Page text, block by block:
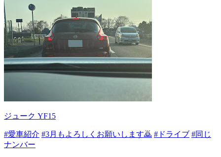
ジューク YF15
#愛車紹介 #3月もよろしくお願いします🙇 #ドライブ #同じ
ナンバー